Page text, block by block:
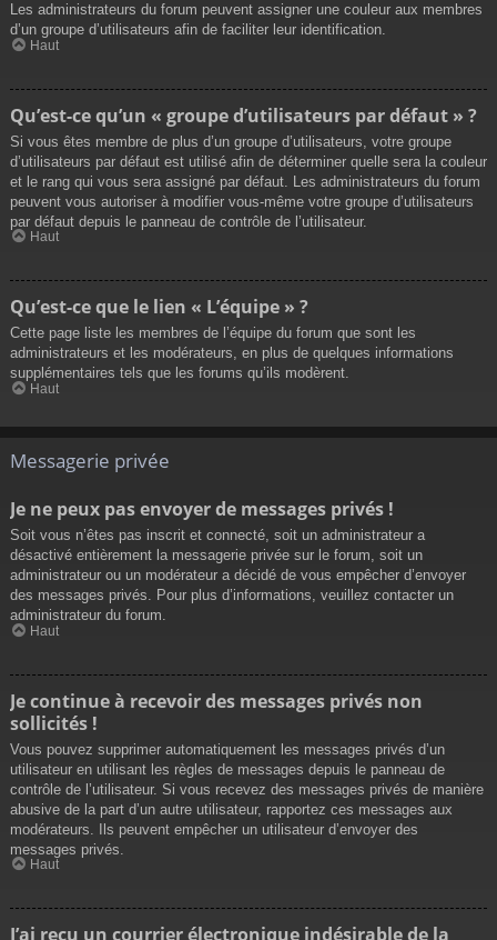
Les administrateurs du forum peuvent assigner une couleur aux membres
d’un groupe d’utilisateurs afin de faciliter leur identification.
Haut
Qu’est-ce qu’un « groupe d’utilisateurs par défaut » ?
Si vous êtes membre de plus d’un groupe d’utilisateurs, votre groupe
d’utilisateurs par défaut est utilisé afin de déterminer quelle sera la couleur
et le rang qui vous sera assigné par défaut. Les administrateurs du forum
peuvent vous autoriser à modifier vous-même votre groupe d’utilisateurs
par défaut depuis le panneau de contrôle de l’utilisateur.
Haut
Qu’est-ce que le lien « L’équipe » ?
Cette page liste les membres de l’équipe du forum que sont les
administrateurs et les modérateurs, en plus de quelques informations
supplémentaires tels que les forums qu’ils modèrent.
Haut
Messagerie privée
Je ne peux pas envoyer de messages privés !
Soit vous n’êtes pas inscrit et connecté, soit un administrateur a
désactivé entièrement la messagerie privée sur le forum, soit un
administrateur ou un modérateur a décidé de vous empêcher d’envoyer
des messages privés. Pour plus d’informations, veuillez contacter un
administrateur du forum.
Haut
Je continue à recevoir des messages privés non
sollicités !
Vous pouvez supprimer automatiquement les messages privés d’un
utilisateur en utilisant les règles de messages depuis le panneau de
contrôle de l’utilisateur. Si vous recevez des messages privés de manière
abusive de la part d’un autre utilisateur, rapportez ces messages aux
modérateurs. Ils peuvent empêcher un utilisateur d’envoyer des
messages privés.
Haut
J’ai reçu un courrier électronique indésirable de la